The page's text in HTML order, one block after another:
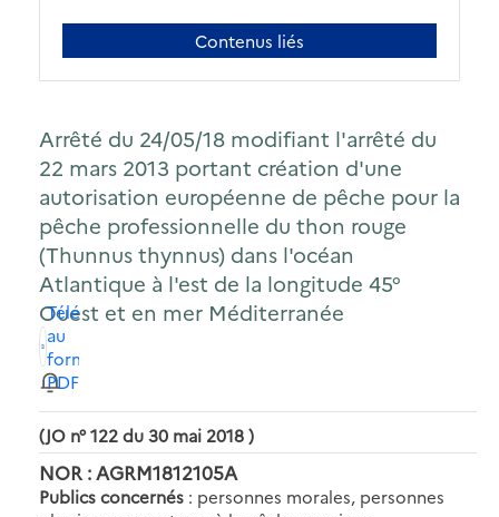
Contenus liés
Arrêté du 24/05/18 modifiant l'arrêté du
22 mars 2013 portant création d'une
autorisation européenne de pêche pour la
pêche professionnelle du thon rouge
(Thunnus thynnus) dans l'océan
Atlantique à l'est de la longitude 45°
Ouest et en mer Méditerranée
Télécharger
au
format
PDF
(JO n° 122 du 30 mai 2018 )
NOR : AGRM1812105A
Publics concernés : personnes morales, personnes